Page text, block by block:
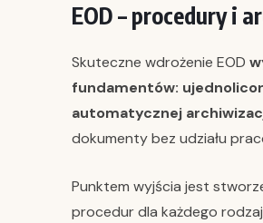
EOD – procedury i
Skuteczne wdrożenie EOD
fundamentów:
automatycznej
dokumenty bez udziału
Punktem wyjścia jest
procedur dla każdego